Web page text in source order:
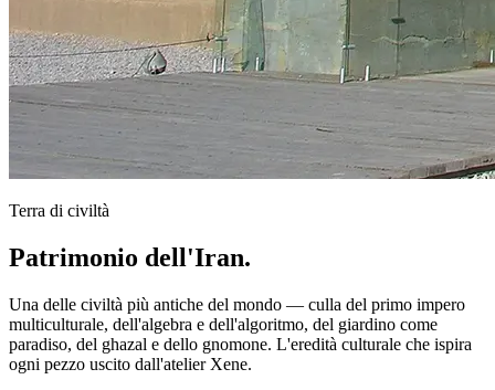
Terra di civiltà
Patrimonio dell'Iran.
Una delle civiltà più antiche del mondo — culla del primo impero
multiculturale, dell'algebra e dell'algoritmo, del giardino come
paradiso, del ghazal e dello gnomone. L'eredità culturale che ispira
ogni pezzo uscito dall'atelier Xene.